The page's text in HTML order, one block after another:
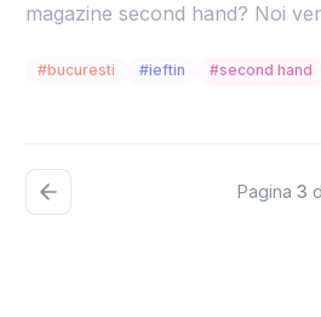
magazine second hand? Noi
#bucuresti #ieftin #second hand
Pagina 3